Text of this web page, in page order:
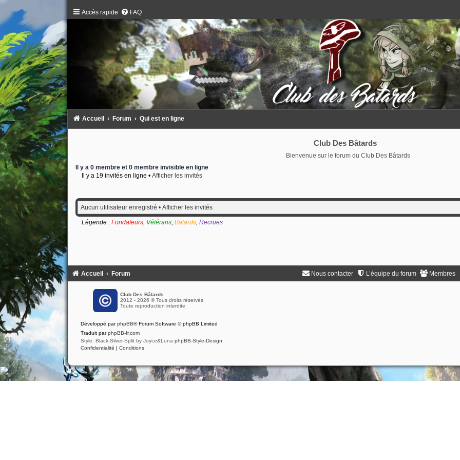
Accès rapide FAQ
Accueil Forum Qui est en ligne
Club Des Bâtards
Bienvenue sur le forum du Club Des Bâtards
Il y a 0 membre et 0 membre invisible en ligne
Il y a 19 invités en ligne • Afficher les invités
Aucun utilisateur enregistré • Afficher les invités
Légende : Fondateurs, Vétérans, Batards, Recrues
Accueil Forum Membres
L’équipe du forum
Nous contacter
Club Des Bâtards
2012 - 2026 © Tous droits réservés
Toute reproduction interdite
Développé parphpBB® Forum Software © phpBB Limited
Traduit parphpBB-fr.com
Style: Black-Silver-Split by Joyce&Luna phpBB-Style-Design
Confidentialité
Conditions